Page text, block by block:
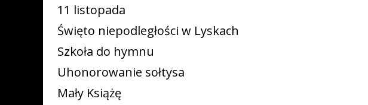
11 listopada
Święto niepodległości w Lyskach
Szkoła do hymnu
Uhonorowanie sołtysa
Mały Książę